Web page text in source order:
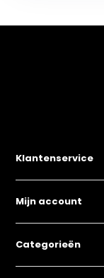
Klantenservice
Mijn account
Categorieën